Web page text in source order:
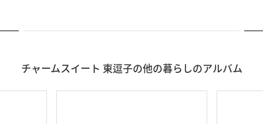
チャームスイート 東逗子の他の暮らしのアルバム